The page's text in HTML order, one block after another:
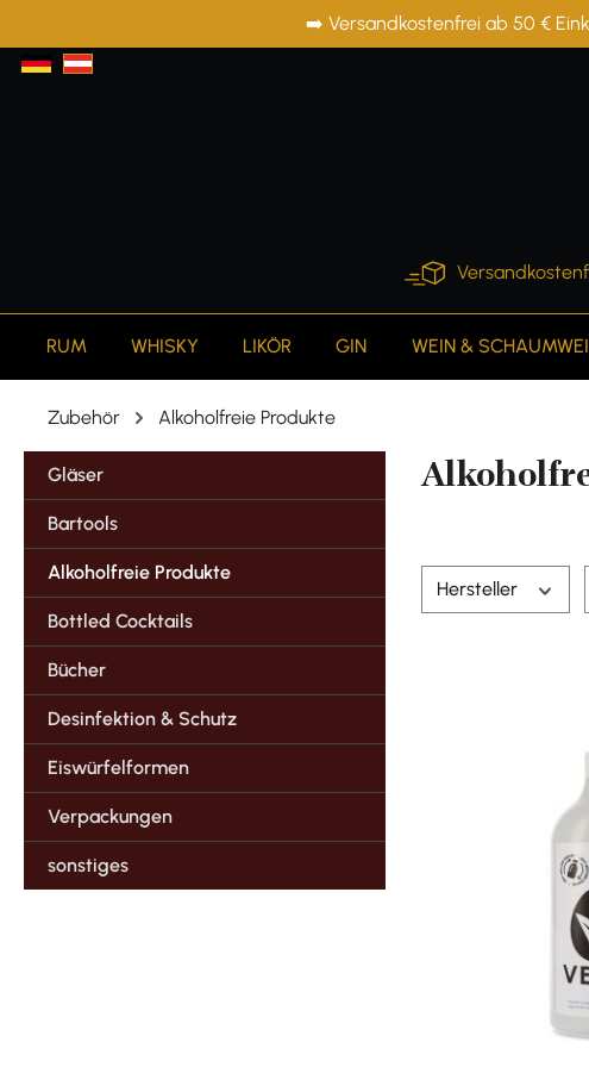
Zur Hauptnavigation springen➡️ Versandkostenfrei ab 50 €
RUM WHISKY LIKÖR GIN WEIN &
Zubehör Alkoholfreie Produkte
Gläser
Bartools
Alkoholfreie Produkte
Bottled Cocktails
Bücher
Desinfektion & Schutz
Eiswürfelformen
Verpackungen
sonstiges
Hersteller